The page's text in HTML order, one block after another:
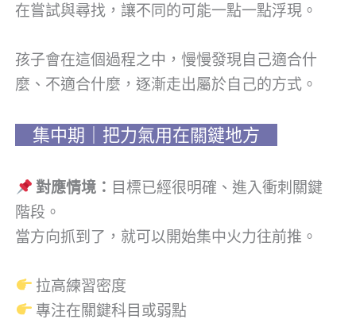
在嘗試與尋找，讓不同的可能一點一點浮現。
孩子會在這個過程之中，慢慢發現自己適合什
麼、不適合什麼，逐漸走出屬於自己的方式。
集中期｜把力氣用在關鍵地方
對應情境： 目標已經很明確、進入衝刺關鍵
階段。
當方向抓到了，就可以開始集中火力往前推。
拉高練習密度
專注在關鍵科目或弱點